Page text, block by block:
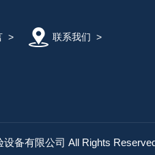
> 联系我们 >
设备有限公司 All Rights